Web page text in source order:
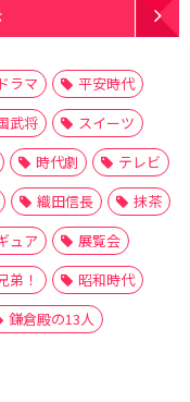
ラマ
平安時代
武将
スイーツ
時代劇
テレビ
織田信長
抹茶
ュア
展覧会
弟！
昭和時代
鎌倉殿の13人